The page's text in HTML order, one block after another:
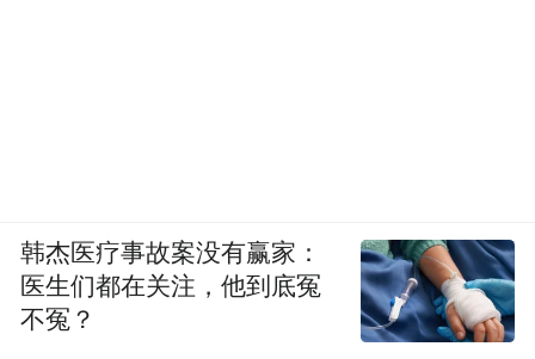
韩杰医疗事故案没有赢家：
医生们都在关注，他到底冤
不冤？